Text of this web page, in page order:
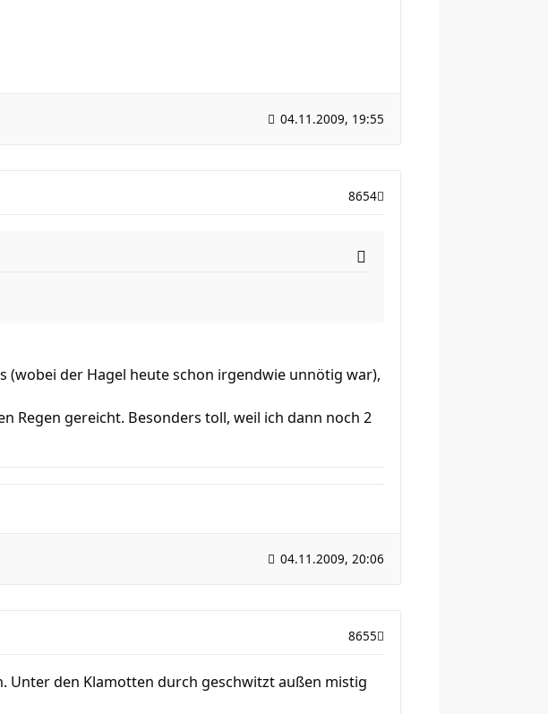
04.11.2009, 19:55
8654
der Hagel heute schon irgendwie unnötig war),
Regen gereicht. Besonders toll, weil ich dann noch 2
04.11.2009, 20:06
8655
Unter den Klamotten durch geschwitzt außen mistig